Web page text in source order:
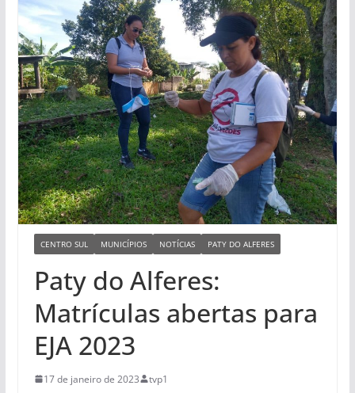
CENTRO SUL MUNICÍPIOS NOTÍCIAS PATY DO ALFERES
Paty do Alferes:
Matrículas abertas para
EJA 2023
17 de janeiro de 2023 tvp1